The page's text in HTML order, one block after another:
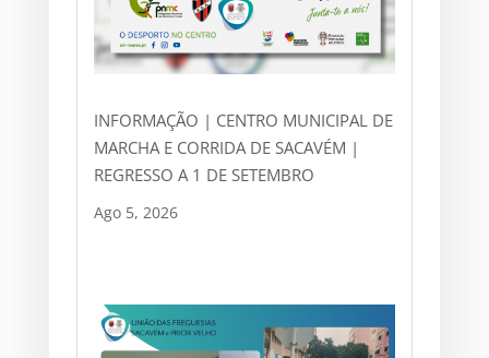
INFORMAÇÃO | CENTRO MUNICIPAL DE
MARCHA E CORRIDA DE SACAVÉM |
REGRESSO A 1 DE SETEMBRO
Ago 5, 2026